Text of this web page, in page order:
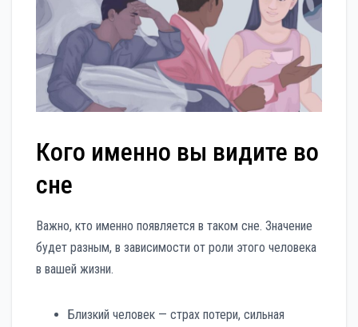
Кого именно вы видите во
сне
Важно, кто именно появляется в таком сне. Значение
будет разным, в зависимости от роли этого человека
в вашей жизни.
Близкий человек — страх потери, сильная